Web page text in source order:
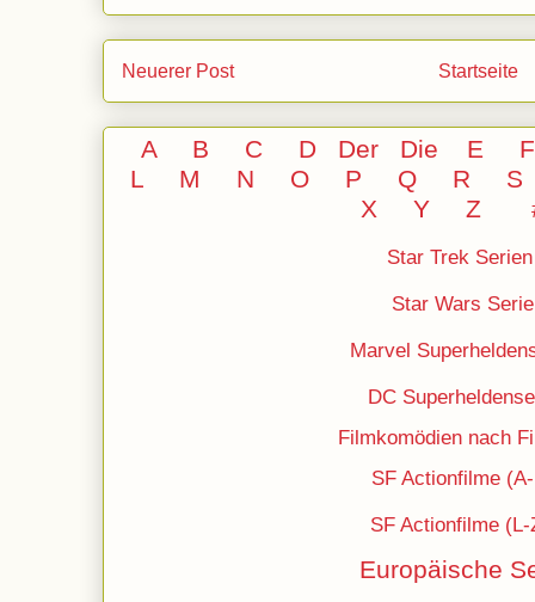
Neuerer Post Startseite
A B C D Der Die E
L
M N O P Q R
S
X Y
Z
Star Trek Serien
Star Wars
Marvel
DC
Filmkomödien nach
SF Actionfilme
SF Actionfilme (L-
Europäische